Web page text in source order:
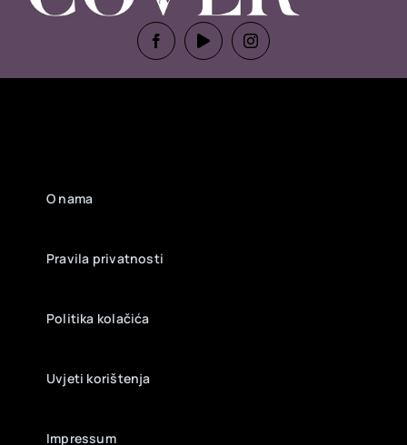
O nama
Pravila privatnosti
Politika kolačića
Uvjeti korištenja
Impressum